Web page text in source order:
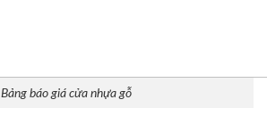
Bảng báo giá cửa nhựa gỗ